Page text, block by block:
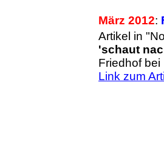
März 2012:
Artikel in
'schaut
Friedhof
Link zum